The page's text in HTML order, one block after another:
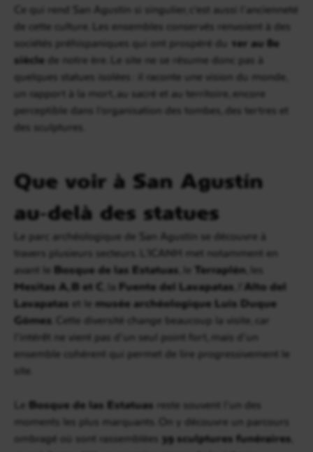
Ce qui rend San Agustín si singulier, c’est aussi l’ancienneté
de cette culture. Les ensembles conservés renvoient à des
sociétés préhispaniques qui ont prospéré du
1er au 8e
siècle de notre ère. Le site ne se résume donc pas à
quelques statues isolées : il raconte une vision du monde,
un rapport à la mort, au sacré et au territoire, encore
perceptible dans l’organisation des tombes, des tertres et
des sculptures.
Que voir à San Agustín
au-delà des statues
Le parc archéologique de San Agustín se découvre à
travers plusieurs secteurs. L’ICANH met notamment en
avant le Bosque de las Estatuas , le Terraplén , les
Mesitas A, B et C
, la Fuente del Lavapatas
Alto del
Lavapatas et le musée archéologique Luis Duque
Gómez . Cette diversité change beaucoup la visite, car
l’intérêt ne vient pas d’un seul point fort, mais d’un
ensemble cohérent qui permet de lire progressivement le
site.
Le Bosque de las Estatuas reste souvent l’un des
moments les plus marquants. On y découvre un parcours
ombragé où sont rassemblées 39 sculptures funéraires